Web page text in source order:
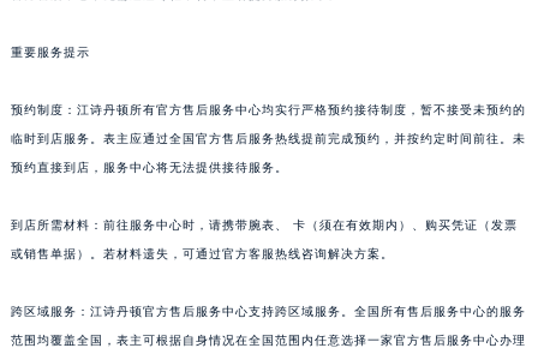
重要服务提示
预约制度：江诗丹顿所有官方售后服务中心均实行严格预约接待制度，暂不接受未预约的
临时到店服务。表主应通过全国官方售后服务热线提前完成预约，并按约定时间前往。未
预约直接到店，服务中心将无法提供接待服务。
到店所需材料：前往服务中心时，请携带腕表、 卡（须在有效期内）、购买凭证（发票
或销售单据）。若材料遗失，可通过官方客服热线咨询解决方案。
跨区域服务：江诗丹顿官方售后服务中心支持跨区域服务。全国所有售后服务中心的服务
范围均覆盖全国，表主可根据自身情况在全国范围内任意选择一家官方售后服务中心办理